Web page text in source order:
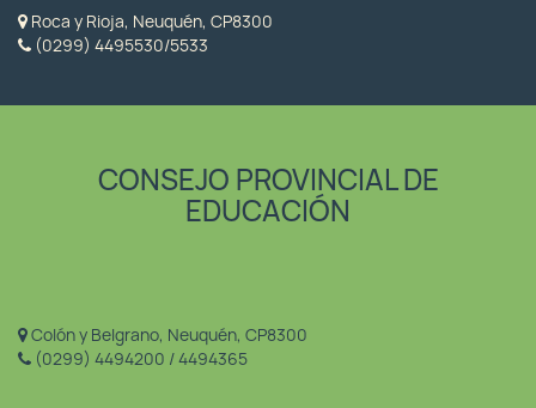
Roca y Rioja, Neuquén, CP8300
(0299) 4495530/5533
CONSEJO PROVINCIAL DE
EDUCACIÓN
Colón y Belgrano, Neuquén, CP8300
(0299) 4494200 / 4494365